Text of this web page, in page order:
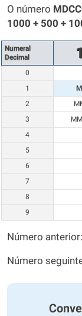
O número
1000 + 500 +
Numeral
Decimal
1
0
1
M
2
3
4
5
6
7
8
9
Número anterior:
Número